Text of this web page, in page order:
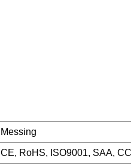
Messing
CE, RoHS, ISO9001, SAA,